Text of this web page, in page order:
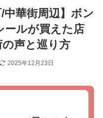
/中華街周辺】ボン
ールが買えた店
声と巡り方
2025年12月23日